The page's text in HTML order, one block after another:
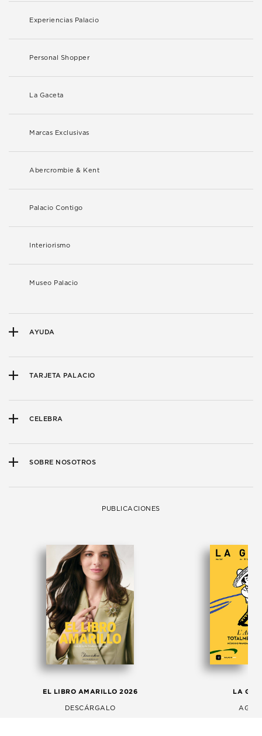
Experiencias Palacio
Personal Shopper
La Gaceta
Marcas Exclusivas
Abercrombie & Kent
Palacio Contigo
Interiorismo
Museo Palacio
AYUDA
TARJETA PALACIO
CELEBRA
SOBRE NOSOTROS
PUBLICACIONES
EL LIBRO AMARILLO 2026
DESCÁRGALO
LA